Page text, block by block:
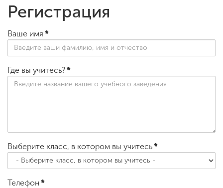
Регистрация
Ваше имя *
Где вы учитесь?*
Выберите класс, в котором вы учитесь*
Телефон*